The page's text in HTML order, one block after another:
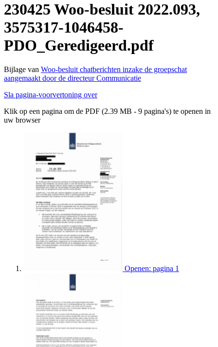
230425 Woo-besluit 2022.093,
3575317-1046458-
PDO_Geredigeerd.pdf
Bijlage van Woo-besluit chatberichten inzake de groepschat
aangemaakt door de directeur Communicatie
Sla pagina-voorvertoning over
Klik op een pagina om de PDF (2.39 MB - 9 pagina's) te openen in
uw browser
Openen: pagina 1